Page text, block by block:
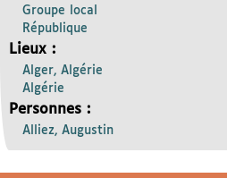
Groupe local
République
Lieux :
Alger, Algérie
Algérie
Personnes :
Alliez, Augustin